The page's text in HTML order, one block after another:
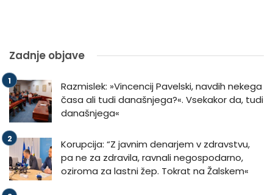
Zadnje objave
Razmislek: »Vincencij Pavelski, navdih nekega
časa ali tudi današnjega?«. Vsekakor da, tudi
današnjega«
Korupcija: “Z javnim denarjem v zdravstvu,
pa ne za zdravila, ravnali negospodarno,
oziroma za lastni žep. Tokrat na Žalskem«